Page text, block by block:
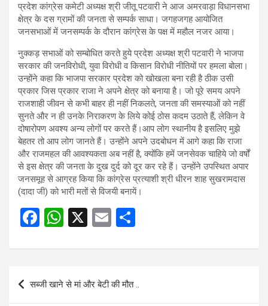
प्रदेश कांग्रेस कमेटी अध्यक्ष श्री जीतू पटवारी ने आज अमरवाड़ा विधानसभा
क्षेत्र के दस ग्रामों की जनता से सम्पर्क साधा। जगहजगह आयोजित
जनसभाओं में जनसम्पर्क के दौरान कांग्रेस के पक्ष में महौल नजर आया।
नुक्कड़ सभाओं को सम्बोधित करते हुये प्रदेश अध्यक्ष श्री पटवारी ने भाजपा
सरकार की जनविरोधी, युवा विरोधी व किसान विरोधी नीतियों पर हमला बोला।
उन्होंने कहा कि भाजपा सरकार प्रदेश को खोखला बना रही है ठीक उसी
प्रकार जिस प्रकार राजा ने अपने क्षेत्र को बनाया है। जो पूरे समय अपने
राजशाही जीवन से कभी बाहर ही नहीं निकलते, जनता की समस्याओं को नहीं
सुनते और न ही उनके निराकरण के लिये कोई ठोस कदम उठाते हैं, लेकिन वे
दोषारोपण अवश्य अन्य लोगों पर करते हैं।आप लोग स्थानीय है इसलिए मुझे
बेहतर तो आप लोग जानते हैं। उन्होंने अपने उदबोधन में आगे कहा कि राजा
और राजमहल की आवश्यकता अब नहीं है, क्योंकि हमें जनसेवक चाहिये जो वर्षों
से इस क्षेत्र की जनता के दुख दुर्द को दूर कर रहे हैं। उन्होंने उपस्थित अपार
जनसमूह से आग्रह किया कि कांग्रेस प्रत्याशी श्री धीरन शाह सुखरामदास
(दादा जी) को भारी मतों से विजयी बनायें।
F
ce
b
o
W
at
s
A
X
E
ail ar
Post
navigation
सब्जी खाने से मां और बेटी की मौत ..